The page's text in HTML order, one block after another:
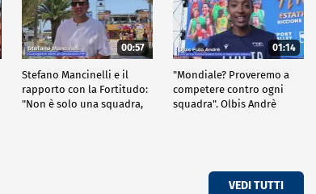
00:57
Stefano Mancinelli e il
rapporto con la Fortitudo:
"Non è solo una squadra,
01:14
"Mondiale? Proveremo a
competere contro ogni
squadra". Olbis Andrè
VEDI TUTTI